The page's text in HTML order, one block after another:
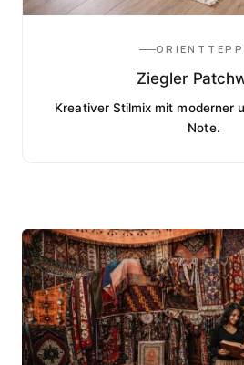
Ziegler
Kreativer Stilmix mit moderner
Note.